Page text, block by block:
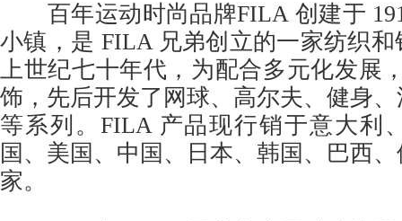
百年运动时尚品牌FILA 创建于
小镇，是 FILA 兄弟创立的一家纺织
上世纪七十年代，为配合多元化发展
饰，先后开发了网球、高尔夫、健身
等系列。FILA 产品现行销于意大利
国、美国、中国、日本、韩国、巴西
家。